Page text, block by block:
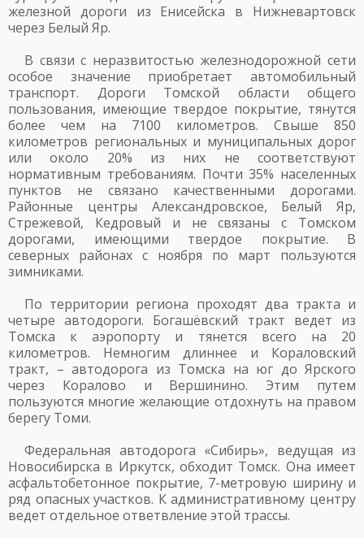
железной дороги из Енисейска в Нижневартовск
через Белый Яр.
В связи с неразвитостью железнодорожной сети
особое значение приобретает автомобильный
транспорт. Дороги Томской области общего
пользования, имеющие твердое покрытие, тянутся
более чем на 7100 километров. Свыше 850
километров региональных и муниципальных дорог
или около 20% из них не соответствуют
нормативным требованиям. Почти 35% населенных
пунктов не связано качественными дорогами.
Районные центры Александровское, Белый Яр,
Стрежевой, Кедровый и не связаны с Томском
дорогами, имеющими твердое покрытие. В
северных районах с ноября по март пользуются
зимниками.
По территории региона проходят два тракта и
четыре автодороги. Богашёвский тракт ведет из
Томска к аэропорту и тянется всего на 20
километров. Немногим длиннее и Кораловский
тракт, – автодорога из Томска на юг до Ярского
через Коралово и Вершинино. Этим путем
пользуются многие желающие отдохнуть на правом
берегу Томи.
Федеральная автодорога «Сибирь», ведущая из
Новосибирска в Иркутск, обходит Томск. Она имеет
асфальтобетонное покрытие, 7-метровую ширину и
ряд опасных участков. К административному центру
ведет отдельное ответвление этой трассы.